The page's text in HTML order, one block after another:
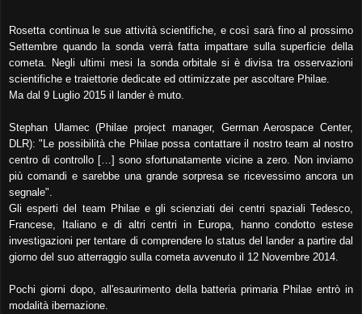
Rosetta continua le sue attività scientifiche, e così sarà fino al prossimo
Settembre quando la sonda verrà fatta impattare sulla superficie della
cometa. Negli ultimi mesi la sonda orbitale si è divisa tra osservazioni
scientifiche e traiettorie dedicate ed ottimizzate per ascoltare Philae.
Ma dal 9 Luglio 2015 il lander è muto.
Stephan Ulamec (Philae project manager, German Aerospace Center,
DLR): "Le possibilità che Philae possa contattare il nostro team al nostro
centro di controllo […] sono sfortunatamente vicine a zero. Non inviamo
più comandi e sarebbe una grande sorpresa se ricevessimo ancora un
segnale".
Gli esperti del team Philae e gli scienziati dei centri spaziali Tedesco,
Francese, Italiano e di altri centri in Europa, hanno condotto estese
investigazioni per tentare di comprendere lo status del lander a partire dal
giorno del suo atterraggio sulla cometa avvenuto il 12 Novembre 2014.
Pochi giorni dopo, all'esaurimento della batteria primaria Philae entrò in
modalità ibernazione.